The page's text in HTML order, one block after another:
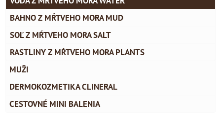
BAHNO Z MŔTVEHO MORA MUD
SOĽ Z MŔTVEHO MORA SALT
RASTLINY Z MŔTVEHO MORA PLANTS
MUŽI
DERMOKOZMETIKA CLINERAL
CESTOVNÉ MINI BALENIA